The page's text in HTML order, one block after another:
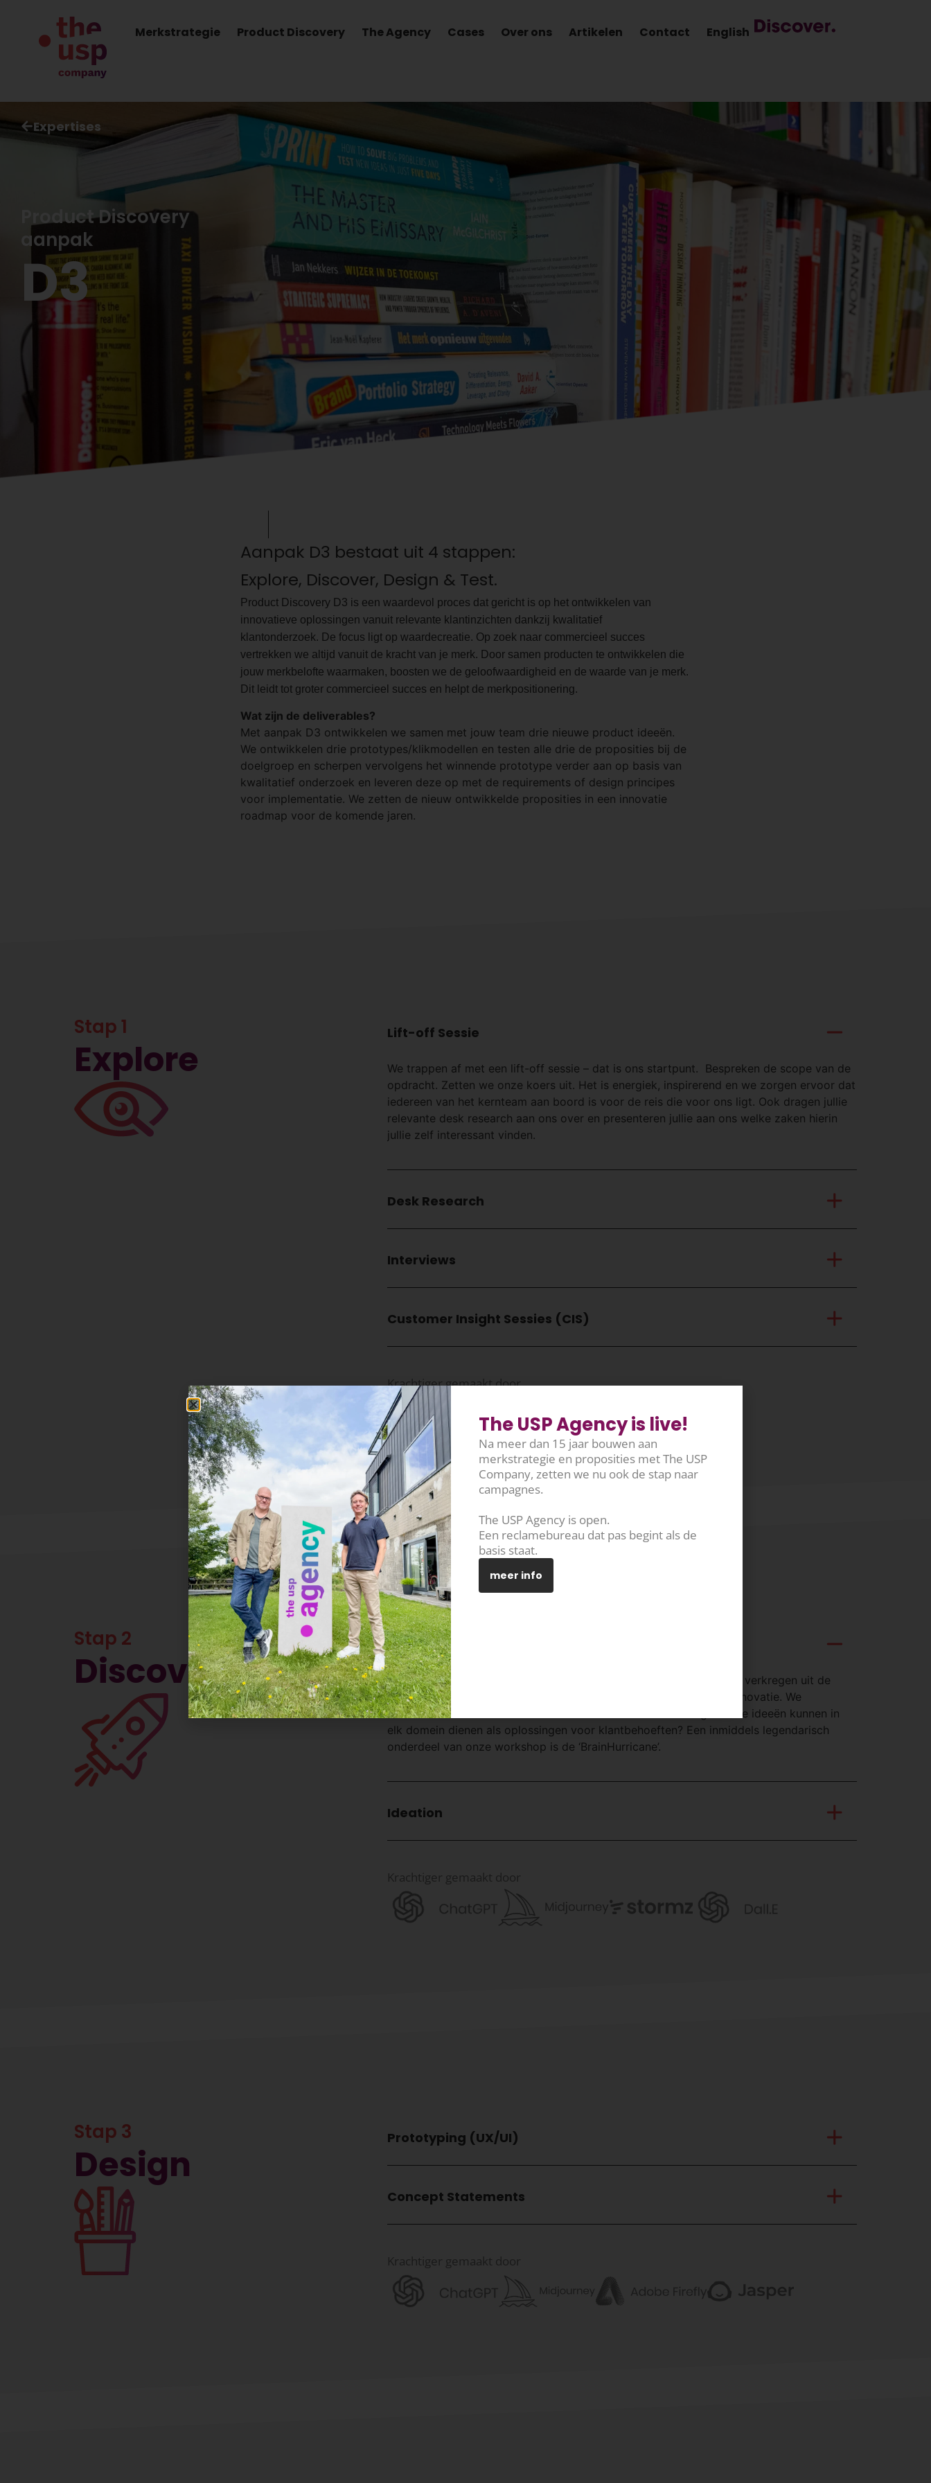
Merkstrategie Product Discovery The Agency Cases Over ons Artikelen Contact English
Expertises
Product Discovery
aanpak
D3
Aanpak D3 bestaat uit 4 stappen:
Explore, Discover, Design & Test.
Product Discovery D3 is een waardevol proces dat gericht is op het ontwikkelen van
innovatieve oplossingen vanuit relevante klantinzichten dankzij kwalitatief
klantonderzoek. De focus ligt op waardecreatie. Op zoek naar commercieel succes
vertrekken we altijd vanuit de kracht van je merk. Door samen producten te ontwikkelen die
jouw merkbelofte waarmaken, boosten we de geloofwaardigheid en de waarde van je merk.
Dit leidt tot groter commercieel succes en helpt de merkpositionering.
Wat zijn de deliverables?
Met aanpak D3 ontwikkelen we samen met jouw team drie nieuwe product ideeën.
We ontwikkelen drie prototypes/klikmodellen en testen alle drie de proposities bij de
doelgroep en scherpen vervolgens het winnende prototype verder aan op basis van
kwalitatief onderzoek en leveren deze op met de requirements of design principes
voor implementatie. We zetten de nieuw ontwikkelde proposities in een innovatie
roadmap voor de komende jaren.
Stap 1
Explore
Lift-off Sessie
We trappen af met een lift-off sessie – dat is ons startpunt. Bespreken de scope van de
opdracht. Zetten we onze koers uit. Het is energiek, inspirerend en we zorgen ervoor dat
iedereen van het kernteam aan boord is voor de reis die voor ons ligt. Ook dragen jullie
relevante desk research aan ons over en presenteren jullie aan ons welke zaken hierin
jullie zelf interessant vinden.
Desk Research
Interviews
Customer Insight Sessies (CIS)
Krachtiger gemaakt door
Stap 2
Discover
Creative workshop
In onze creatieve workshop duikt het kernteam diep in de inzichten verkregen uit de
Explore-fase, om deze om te zetten in potentiële domeinen voor innovatie. We
benaderen deze domeinen met een creatieve blik. Welke beginnende ideeën kunnen in
elk domein dienen als oplossingen voor klantbehoeften? Een inmiddels legendarisch
onderdeel van onze workshop is de ‘BrainHurricane’.
Ideation
Krachtiger gemaakt door
Stap 3
Design
Prototyping (UX/UI)
Concept Statements
Krachtiger gemaakt door
The USP Agency is live!
Na meer dan 15 jaar bouwen aan
merkstrategie en proposities met The USP
Company, zetten we nu ook de stap naar
campagnes.
The USP Agency is open.
Een reclamebureau dat pas begint als de
basis staat.
meer info